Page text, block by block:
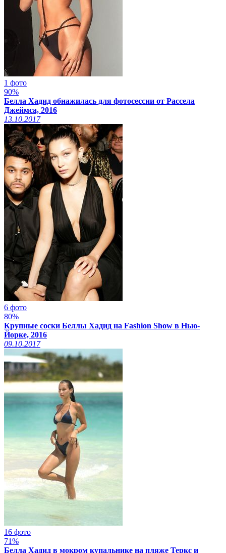
1 фото
90%
Белла Хадид обнажилась для фотосессии от Рассела
Джеймса, 2016
13.10.2017
6 фото
80%
Крупные соски Беллы Хадид на Fashion Show в Нью-
Йорке, 2016
09.10.2017
16 фото
71%
Белла Хадид в мокром купальнике на пляже Теркс и